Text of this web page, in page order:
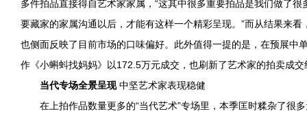
多件拍品直接得自艺术家家属，“这其中很多重要拍品是我们做了
要藏家的家属沟通以后，才能有这样一个精彩呈现。”而从结果来
也侧面反映了目前市场的口味偏好。此外值得一提的是，在预展中
作《小蝌蚪找妈妈》以172.5万元成交，也刷新了艺术家的拍卖成交
当代专场全景呈现中坚艺术家表现稳健
在上拍作品数量更多的“当代艺术”专场里，本季匡时糅杂了很